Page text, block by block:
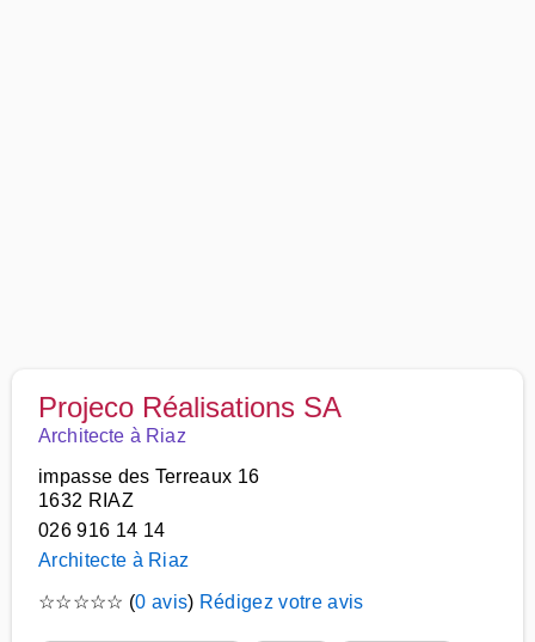
Projeco Réalisations SA
Architecte à Riaz
impasse des Terreaux 16
1632 RIAZ
026 916 14 14
Architecte à Riaz
☆☆☆☆☆ (0 avis) Rédigez votre avis